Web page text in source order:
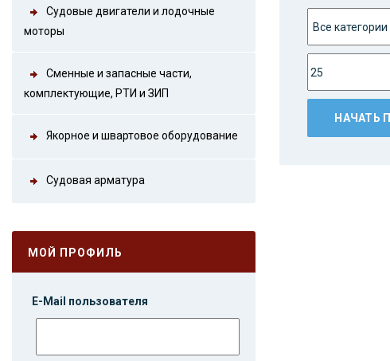
Судовые двигатели и лодочные
моторы
Сменные и запасные части,
комплектующие, РТИ и ЗИП
Якорное и швартовое оборудование
Судовая арматура
МОЙ ПРОФИЛЬ
E-Mail пользователя